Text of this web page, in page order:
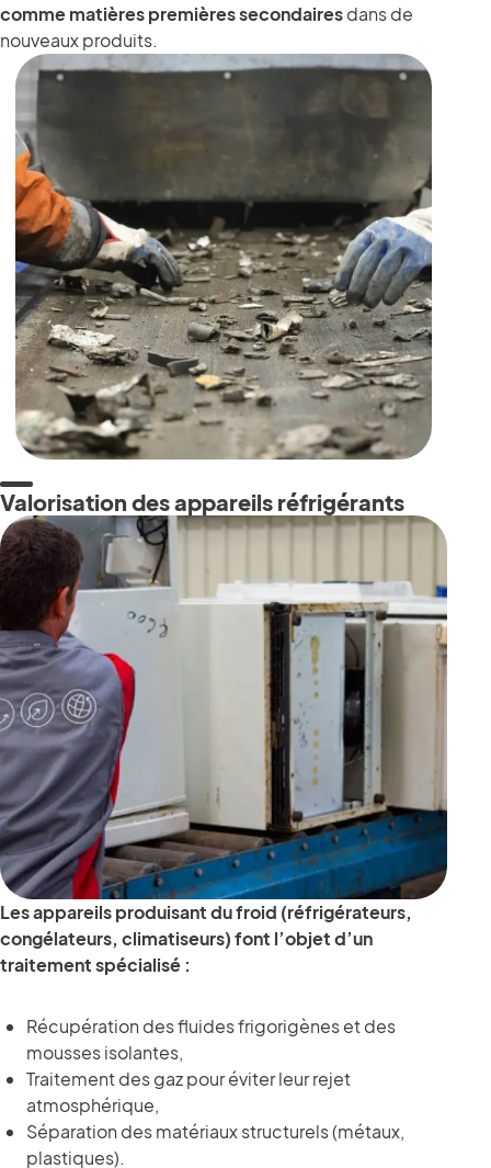
comme matières premières secondairesdans de
nouveaux produits.
Valorisation des appareils réfrigérants
Les appareils produisant du froid (réfrigérateurs,
congélateurs, climatiseurs) font l’objet d’un
traitement spécialisé :
Récupération des fluides frigorigènes et des
mousses isolantes,
Traitement des gaz pour éviter leur rejet
atmosphérique,
Séparation des matériaux structurels (métaux,
plastiques).